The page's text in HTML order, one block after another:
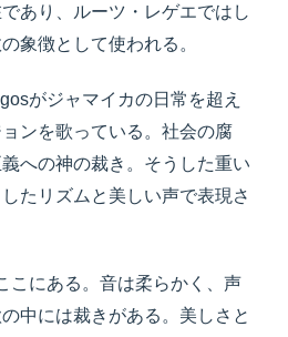
あり、ルーツ・レゲエではし
象徴として使われる。
がジャマイカの日常を超え
ンを歌っている。社会の腐
への神の裁き。そうした重い
たリズムと美しい声で表現さ
こにある。音は柔らかく、声
中には裁きがある。美しさと